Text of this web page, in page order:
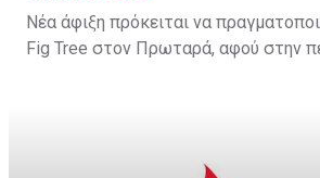
Νέα άφιξη πρόκειται να
Fig Tree στον Πρωταρά, αφού στην